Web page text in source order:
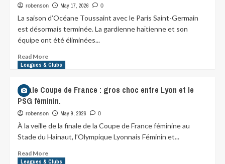
robenson May 17, 2026 0
La saison d’Océane Toussaint avec le Paris Saint-Germain
est désormais terminée. La gardienne haïtienne et son
équipe ont été éliminées...
Read More
Leagues & Clubs
Finale Coupe de France : gros choc entre Lyon et le
PSG féminin.
robenson May 9, 2026 0
À la veille de la finale de la Coupe de France féminine au
Stade du Hainaut, l’Olympique Lyonnais Féminin et...
Read More
Leagues & Clubs